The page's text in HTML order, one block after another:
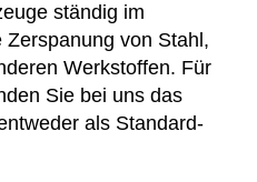
ständig im
von Stahl,
Werkstoffen. Für
Sie bei uns das
als Standard-